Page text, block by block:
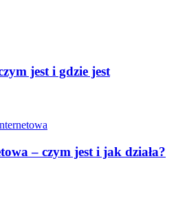
jest i gdzie jest
– czym jest i jak działa?